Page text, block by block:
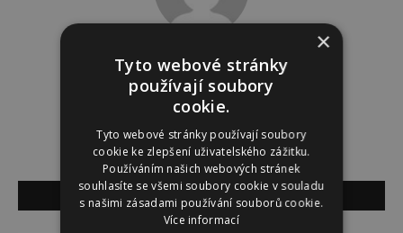
i.p
SOUVISEJÍCÍ ČLÁNKY
×
Tyto webové stránky
používají soubory
cookie.
Tyto webové stránky používají soubory
cookie ke zlepšení uživatelského zážitku.
Používáním našich webových stránek
souhlasíte se všemi soubory cookie v souladu
s našimi zásadami používání souborů cookie.
Více informací